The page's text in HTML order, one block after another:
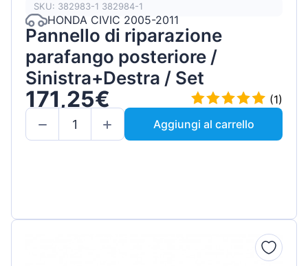
SKU: 382983-1 382984-1
HONDA CIVIC 2005-2011
Pannello di riparazione
parafango posteriore /
Sinistra+Destra / Set
171,25€
(1)
Aggiungi al carrello